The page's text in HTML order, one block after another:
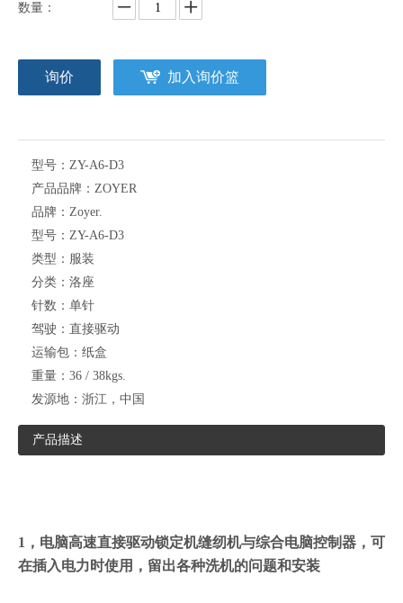
数量：
询价 加入询价篮
型号： ZY-A6-D3
产品品牌： ZOYER
品牌： Zoyer.
型号： ZY-A6-D3
类型： 服装
分类： 洛座
针数： 单针
驾驶： 直接驱动
运输包： 纸盒
重量： 36 / 38kgs.
发源地： 浙江，中国
产品描述
1，电脑高速直接驱动锁定机缝纫机与综合电脑控制器，可
在插入电力时使用，留出各种洗机的问题和安装